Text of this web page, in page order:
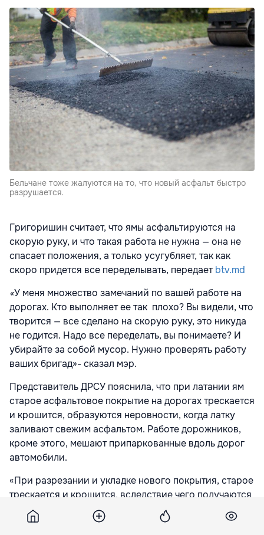
Бельчане тоже жалуются на то, что новый асфальт быстро
разрушается.
Григоришин считает, что ямы асфальтируются на
скорую руку, и что такая работа не нужна — она не
спасает положения, а только усугубляет, так как
скоро придется все переделывать, передаетbtv.md
«У меня множество замечаний по вашей работе на
дорогах. Кто выполняет ее так плохо? Вы видели, что
творится — все сделано на скорую руку, это никуда
не годится. Надо все переделать, вы понимаете? И
убирайте за собой мусор. Нужно проверять работу
ваших бригад»- сказал мэр.
Представитель ДРСУ пояснила, что при латании ям
старое асфальтовое покрытие на дорогах трескается
и крошится, образуются неровности, когда латку
заливают свежим асфальтом. Работе дорожников,
кроме этого, мешают припаркованные вдоль дорог
автомобили.
«При разрезании и укладке нового покрытия, старое
трескается и крошится, вследствие чего получаются
такие неровности. А также работе мешают
автомобили, из-за которых невозможно нормально